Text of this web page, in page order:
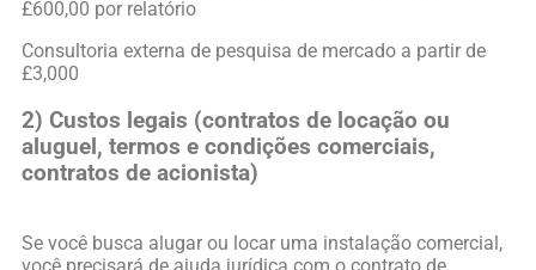
£600,00 por relatório
Consultoria externa de pesquisa de mercado a partir de
£3,000
2) Custos legais (contratos de locação ou
aluguel, termos e condições comerciais,
contratos de acionista)
Se você busca alugar ou locar uma instalação comercial,
você precisará de ajuda jurídica com o contrato de